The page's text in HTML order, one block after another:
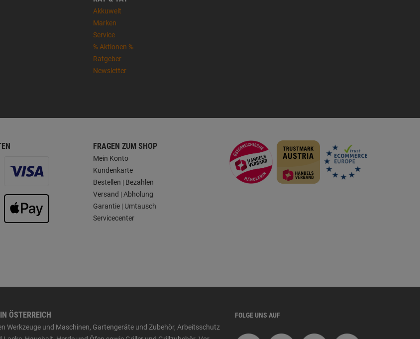
Akkuwelt
Marken
Service
% Aktionen %
Ratgeber
Newsletter
FRAGEN ZUM SHOP
Mein Konto
Kundenkarte
Bestellen | Bezahlen
Versand | Abholung
Garantie | Umtausch
Servicecenter
ÖSTERREICH
Werkzeuge und Maschinen, Gartengeräte und Zubehör, Arbeitsschutz
FOLGE UNS AUF